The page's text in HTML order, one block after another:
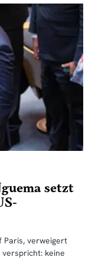
setzt
Paris, verweigert
keine